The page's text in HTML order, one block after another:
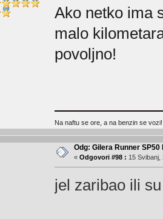
Ako netko ima
malo
povoljno!
Na naftu se ore, a na benzin se vozi!
Odg: Gilera Runner SP50
« Odgovori #98 : 15 Svibanj,
jel zaribao ili